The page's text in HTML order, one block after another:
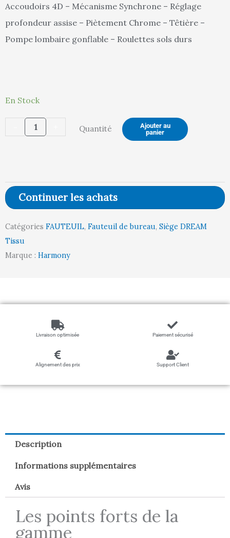
est :
Accoudoirs 4D – Mécanisme Synchrone – Réglage
profondeur assise – Piètement Chrome – Têtière –
Pompe lombaire gonflable – Roulettes sols durs
En Stock
quantité
FAUTEUIL
Quantité
Ajouter au
panier
Continuer les achats
Catégories FAUTEUIL, Fauteuil de bureau, Siège DREAM
Tissu
Marque : Harmony
Livraison optimisée Paiement sécurisé
Alignement des prix Support Client
Description
Informations supplémentaires
Avis
Les points forts de la
gamme